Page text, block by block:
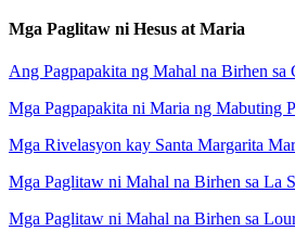
Mga Paglitaw ni Hesus at Maria
Ang Pagpapakita ng Mahal na Birhen sa
Mga Pagpapakita ni Maria ng Mabuting
Mga Rivelasyon kay Santa Margarita
Mga Paglitaw ni Mahal na Birhen sa La
Mga Paglitaw ni Mahal na Birhen sa